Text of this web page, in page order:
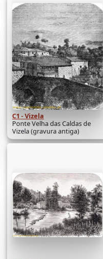
C1 - Vizela
Ponte Velha das Caldas de
Vizela (gravura antiga)